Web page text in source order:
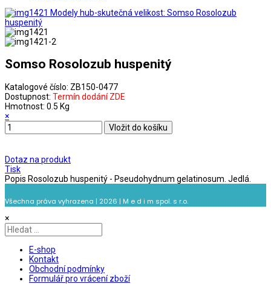
Somso Rosolozub huspenitý
Katalogové číslo: ZB150-0477
Dostupnost: Termín dodání ZDE
Hmotnost: 0.5 Kg
×
Dotaz na produkt
Tisk
Popis Rosolozub huspenitý - Pseudohydnum gelatinosum. Jedlá.
Všechna práva vyhrazena | 2026 | M e d i m spol. s r.o.
×
E-shop
Kontakt
Obchodní podmínky
Formulář pro vrácení zboží